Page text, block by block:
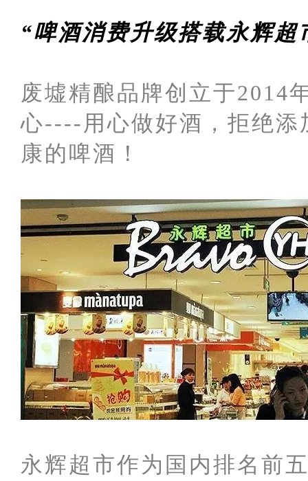
“啤酒消费升级搭载永辉
废墟精酿品牌创立于2014
心----用心做好酒，拒绝添
康的啤酒！
永辉超市作为国内排名前